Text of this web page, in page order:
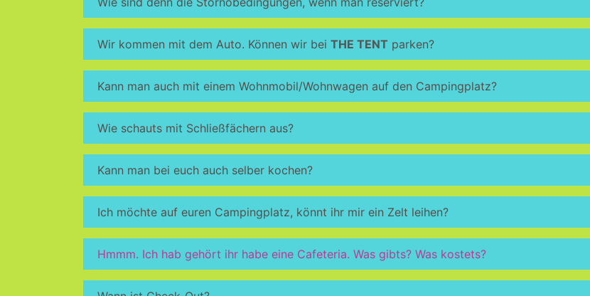
Wir kommen mit dem Auto. Können wir bei THE TENT parken?
Kann man auch mit einem Wohnmobil/Wohnwagen auf den Campingplatz?
Wie schauts mit Schließfächern aus?
Kann man bei euch auch selber kochen?
Ich möchte auf euren Campingplatz, könnt ihr mir ein Zelt leihen?
Hmmm. Ich hab gehört ihr habe eine Cafeteria. Was gibts? Was kostets?